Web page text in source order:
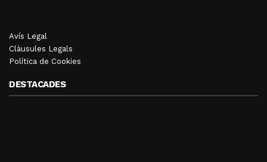
Avís Legal
Clàusules Legals
Política de Cookies
DESTACADES